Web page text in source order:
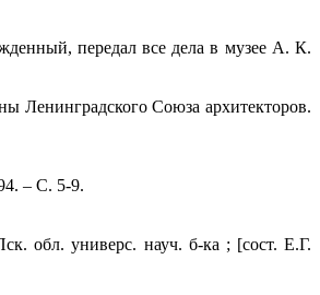
передал все дела в музее А. К.
Ленинградского Союза архитекторов.
– С. 5-9.
обл. универс. науч. б-ка ; [сост. Е.Г.